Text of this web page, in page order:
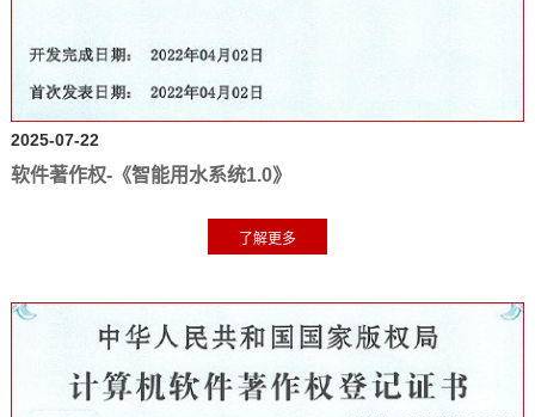
2025-07-22
软件著作权-《智能用水系统1.0》